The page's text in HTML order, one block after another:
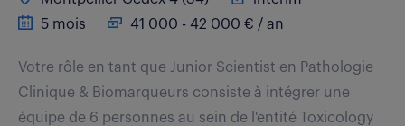
5 mois
41 000 - 42 000 € / an
Votre rôle en tant que Junior Scientist en Pathologie
Clinique & Biomarqueurs consiste à intégrer une
équipe de 6 personnes au sein de l'entité Toxicology